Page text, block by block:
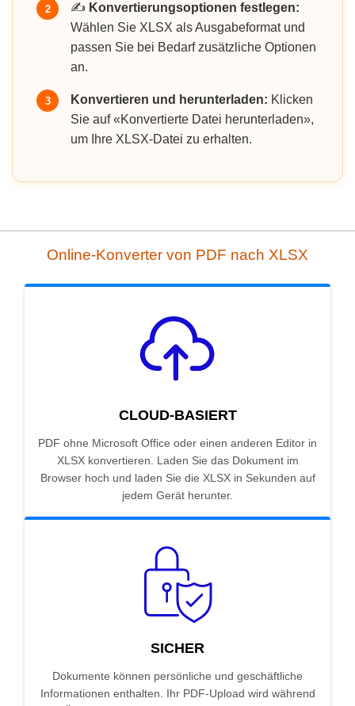
2 ✍️ Konvertierungsoptionen festlegen:
Wählen Sie XLSX als Ausgabeformat und
passen Sie bei Bedarf zusätzliche Optionen
an.
3 Konvertieren und herunterladen: Klicken
Sie auf «Konvertierte Datei herunterladen»,
um Ihre XLSX-Datei zu erhalten.
Online-Konverter von PDF nach XLSX
CLOUD-BASIERT
PDF ohne Microsoft Office oder einen anderen Editor in
XLSX konvertieren. Laden Sie das Dokument im
Browser hoch und laden Sie die XLSX in Sekunden auf
jedem Gerät herunter.
SICHER
Dokumente können persönliche und geschäftliche
Informationen enthalten. Ihr PDF-Upload wird während